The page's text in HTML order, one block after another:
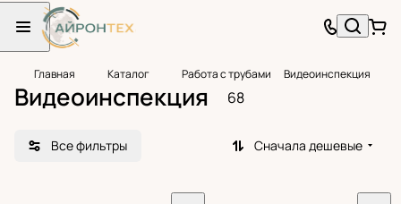
Главная Каталог Работа с трубами Видеоинспекция
Видеоинспекция 68
Все фильтры Сначала дешевые